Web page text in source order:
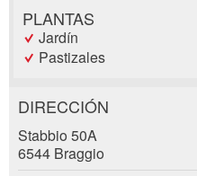
PLANTAS
Jardín
Pastizales
Reclamar por
Recomiende este
Reserva
DIRECCIÓN
Stabbio 50A
6544 Braggio